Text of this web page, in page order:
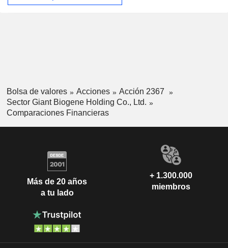
Bolsa de valores Acciones
Acción 2367
Sector Giant Biogene Holding Co., Ltd.
Comparaciones Financieras
Más de 20 años
a tu lado
+ 1.300.000
miembros